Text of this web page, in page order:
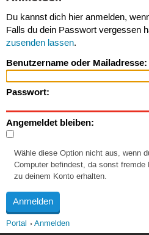
Du kannst dich hier anmelden,
Falls du dein Passwort vergessen
zusenden lassen.
Benutzername oder Mailadresse:
Passwort:
Angemeldet bleiben:
Wähle diese Option nicht aus, wenn
Computer befindest, da sonst fremde
zu deinem Konto erhalten.
Portal Anmelden